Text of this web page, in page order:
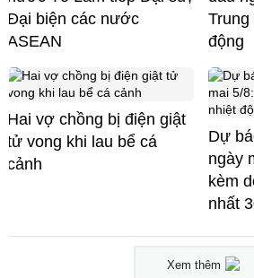
Đại biện các nước
ASEAN
động
Hai vợ chồng bị điện giật
tử vong khi lau bể cá
cảnh
Dự
ngày
kèm
nhất
Xem thêm